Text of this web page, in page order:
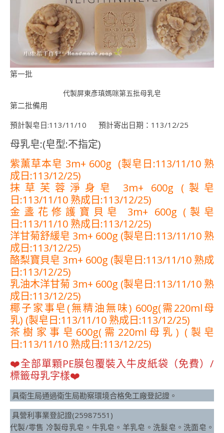
第一批
代製屏東彥瑱媽咪第五批母乳皂
第二批備用
預計製皂日:113/11/10 預計寄出日期：113/12/25
母乳皂:(皂型:不指定)
紫薰草本皂 3m+ 600g (製皂日:113/11/10 熟
成日:113/12/25)
抹草芙蓉淨身皂 3m+ 600g (製皂
日:113/11/10 熟成日:113/12/25)
金盞花修護寶貝皂 3m+ 600g (製皂
日:113/11/10 熟成日:113/12/25)
洋甘菊舒緩皂 3m+ 600g (製皂日:113/11/10 熟
成日:113/12/25)
酪梨寶貝皂 3m+ 600g (製皂日:113/11/10 熟成
日:113/12/25)
乳油木洋甘菊 3m+ 600g (製皂日:113/11/10 熟
成日:113/12/25)
椰子家事皂(無精油無味) 600g(需220ml母
乳) (製皂日:113/11/10 熟成日:113/12/25)
茶樹家事皂600g(需220ml母乳) (製皂
日:113/11/10 熟成日:113/12/25)
❤️全部單顆PE膜包覆裝入牛皮紙袋（免費）/
標籤母乳字樣❤️
具衛生局通過衛生局勘察環境合格免工廠登記證。
具營利事業登記證(25987551)
代製/零售 冷製母乳皂。牛乳皂。羊乳皂。洗髮皂。洗面皂。